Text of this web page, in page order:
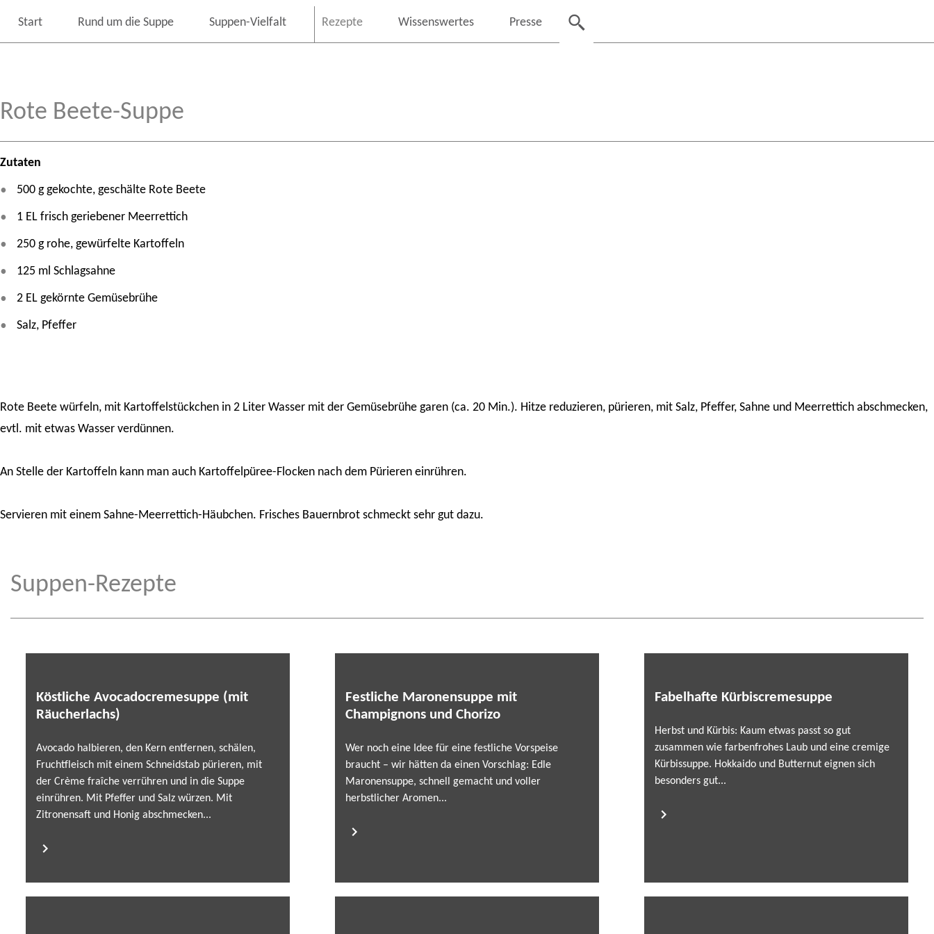
Start Rund um die Suppe Suppen-Vielfalt Rezepte Wissenswertes Presse
Rote Beete-Suppe
Zutaten
500 g gekochte, geschälte Rote Beete
1 EL frisch geriebener Meerrettich
250 g rohe, gewürfelte Kartoffeln
125 ml Schlagsahne
2 EL gekörnte Gemüsebrühe
Salz, Pfeffer
Rote Beete würfeln, mit Kartoffelstückchen in 2 Liter Wasser mit der Gemüsebrühe garen (ca. 20 Min.). Hitze reduzieren, pürieren, mit Salz, Pfeffer, Sahne und Meerrettich abschmecken,
evtl. mit etwas Wasser verdünnen.
An Stelle der Kartoffeln kann man auch Kartoffelpüree-Flocken nach dem Pürieren einrühren.
Servieren mit einem Sahne-Meerrettich-Häubchen. Frisches Bauernbrot schmeckt sehr gut dazu.
Suppen-Rezepte
Köstliche Avocadocremesuppe (mit
Räucherlachs)
Avocado halbieren, den Kern entfernen, schälen,
Fruchtfleisch mit einem Schneidstab pürieren, mit
der Crème fraîche verrühren und in die Suppe
einrühren. Mit Pfeffer und Salz würzen. Mit
Zitronensaft und Honig abschmecken...
Festliche Maronensuppe mit
Champignons und Chorizo
Wer noch eine Idee für eine festliche Vorspeise
braucht – wir hätten da einen Vorschlag: Edle
Maronensuppe, schnell gemacht und voller
herbstlicher Aromen...
Fabelhafte Kürbiscremesuppe
Herbst und Kürbis: Kaum etwas passt so gut
zusammen wie farbenfrohes Laub und eine cremige
Kürbissuppe. Hokkaido und Butternut eignen sich
besonders gut...